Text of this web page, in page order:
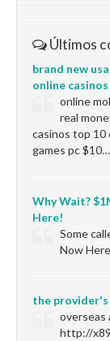
Últimos
brand new usa
online casinos
online
real
casinos top 10
games pc $10…
Why Wait?
Here!
Some
Now
the
overseas
http://